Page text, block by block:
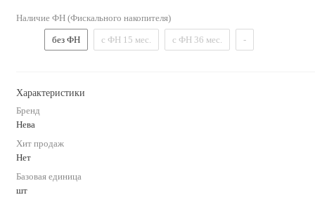
Наличие ФН (Фискального накопителя)
без ФН с ФН 15 мес. с ФН 36 мес. -
Характеристики
Бренд
Нева
Хит продаж
Нет
Базовая единица
шт